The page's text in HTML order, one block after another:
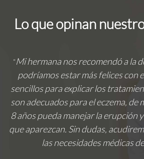
Lo que opinan
“Mi hermana nos recomendó a la
podríamos estar más felices con
sencillos para explicar los
son adecuados para el eczema, de
8 años pueda manejar la erupción
que aparezcan. Sin dudas,
las necesidades médicas